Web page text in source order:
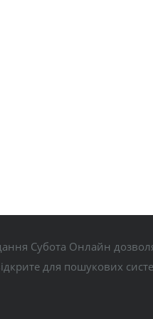
Субота Онлайн
для пошукових